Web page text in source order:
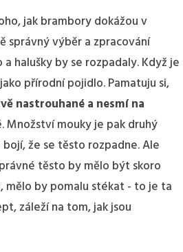
jak brambory dokážou v
správný výběr a zpracování
halušky by se rozpadaly. Když je
přírodní pojidlo. Pamatuju si,
nastrouhané a nesmí na
Množství mouky je pak druhý
že se těsto rozpadne. Ale
těsto by mělo být skoro
mělo by pomalu stékat - to je ta
záleží na tom, jak jsou